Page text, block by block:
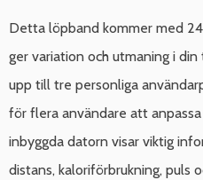
Detta löpband kommer med
ger variation och utmaning i din
upp till tre personliga
för flera användare att
inbyggda datorn visar viktig
distans, kaloriförbrukning, puls